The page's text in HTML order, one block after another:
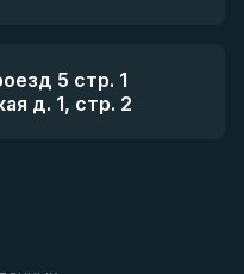
5 стр. 1
д. 1, стр. 2